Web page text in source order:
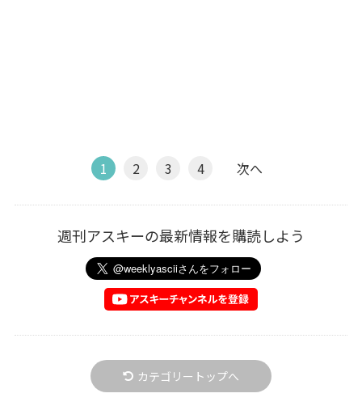
1 2 3 4 次へ
週刊アスキーの最新情報を購読しよう
カテゴリートップへ